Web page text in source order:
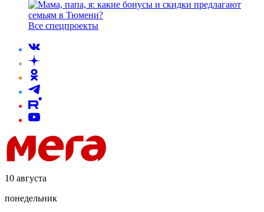
Все спецпроекты
10 августа
понедельник